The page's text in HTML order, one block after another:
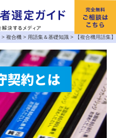
> 複合機> 用語集＆基礎知識 > 【複合機用語集